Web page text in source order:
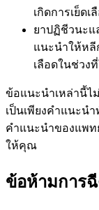
เกิดการเย็ดเ
ยาปฏิชีวนะแ
แนะนำให้หลี
เลือดในช่วง
ข้อแนะนำเหล่านี้ไ
เป็นเพียงคำแนะน
คำแนะนำของแพ
ให้คุณ
ข้อห้ามการ